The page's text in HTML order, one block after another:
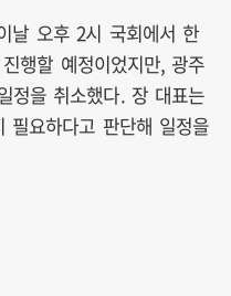
날 오후 2시 국회에서 한
행할 예정이었지만, 광주
정을 취소했다. 장 대표는
필요하다고 판단해 일정을